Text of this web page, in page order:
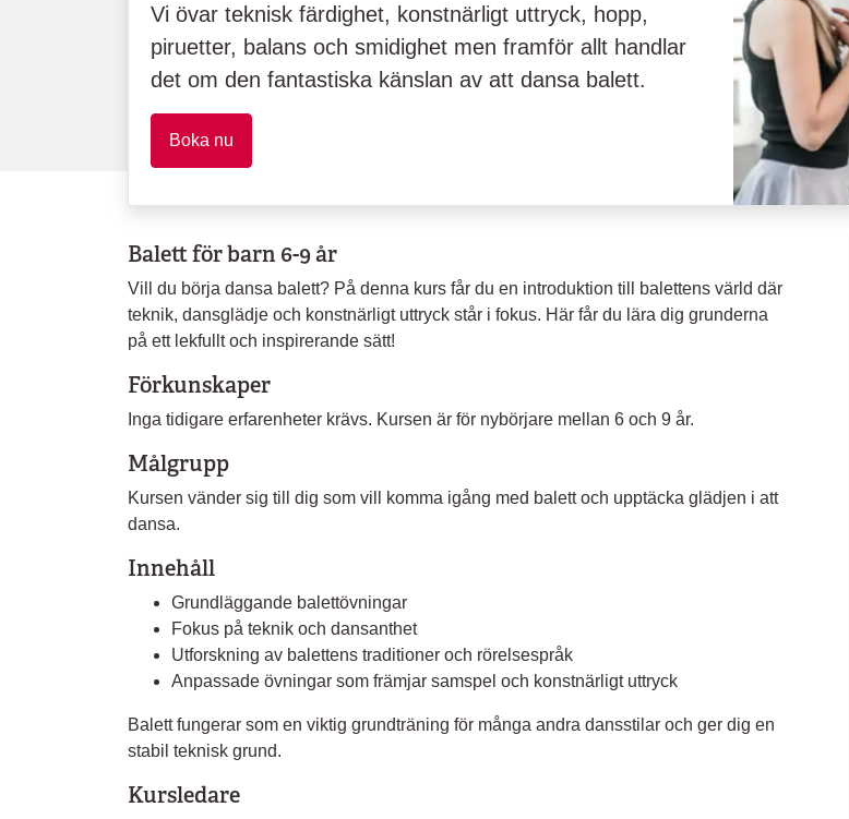
Vi övar teknisk färdighet, konstnärligt uttryck, hopp,
piruetter, balans och smidighet men framför allt handlar
det om den fantastiska känslan av att dansa balett.
Boka nu
Balett för barn 6-9 år
Vill du börja dansa balett? På denna kurs får du en introduktion till balettens värld där
teknik, dansglädje och konstnärligt uttryck står i fokus. Här får du lära dig grunderna
på ett lekfullt och inspirerande sätt!
Förkunskaper
Inga tidigare erfarenheter krävs. Kursen är för nybörjare mellan 6 och 9 år.
Målgrupp
Kursen vänder sig till dig som vill komma igång med balett och upptäcka glädjen i att
dansa.
Innehåll
Grundläggande balettövningar
Fokus på teknik och dansanthet
Utforskning av balettens traditioner och rörelsespråk
Anpassade övningar som främjar samspel och konstnärligt uttryck
Balett fungerar som en viktig grundträning för många andra dansstilar och ger dig en
stabil teknisk grund.
Kursledare